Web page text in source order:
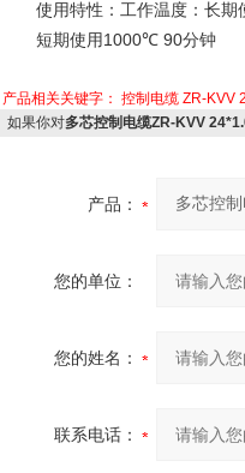
使用特性：工作温度：长期
短期使用 1000℃ 90分钟
产品相关关键字： 控制电缆 ZR-KVV
如果你对多芯控制电缆ZR-KVV
产品：
您的单位：
您的姓名：
联系电话：